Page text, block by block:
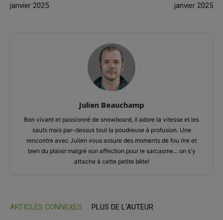
janvier 2025
janvier 2025
Julien Beauchamp
Bon vivant et passionné de snowboard, il adore la vitesse et les
sauts mais par-dessus tout la poudreuse à profusion. Une
rencontre avec Julien vous assure des moments de fou rire et
bien du plaisir malgré son affection pour le sarcasme... on s'y
attache à cette petite bête!
ARTICLES CONNEXES PLUS DE L'AUTEUR